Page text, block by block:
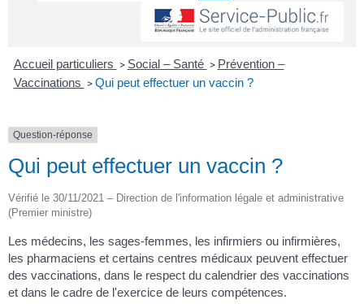
Accueil particuliers > Social – Santé > Prévention –
Vaccinations > Qui peut effectuer un vaccin ?
Question-réponse
Qui peut effectuer un vaccin ?
Vérifié le 30/11/2021 – Direction de l'information légale et administrative
(Premier ministre)
Les médecins, les sages-femmes, les infirmiers ou infirmières,
les pharmaciens et certains centres médicaux peuvent effectuer
des vaccinations, dans le respect du calendrier des vaccinations
et dans le cadre de l'exercice de leurs compétences.